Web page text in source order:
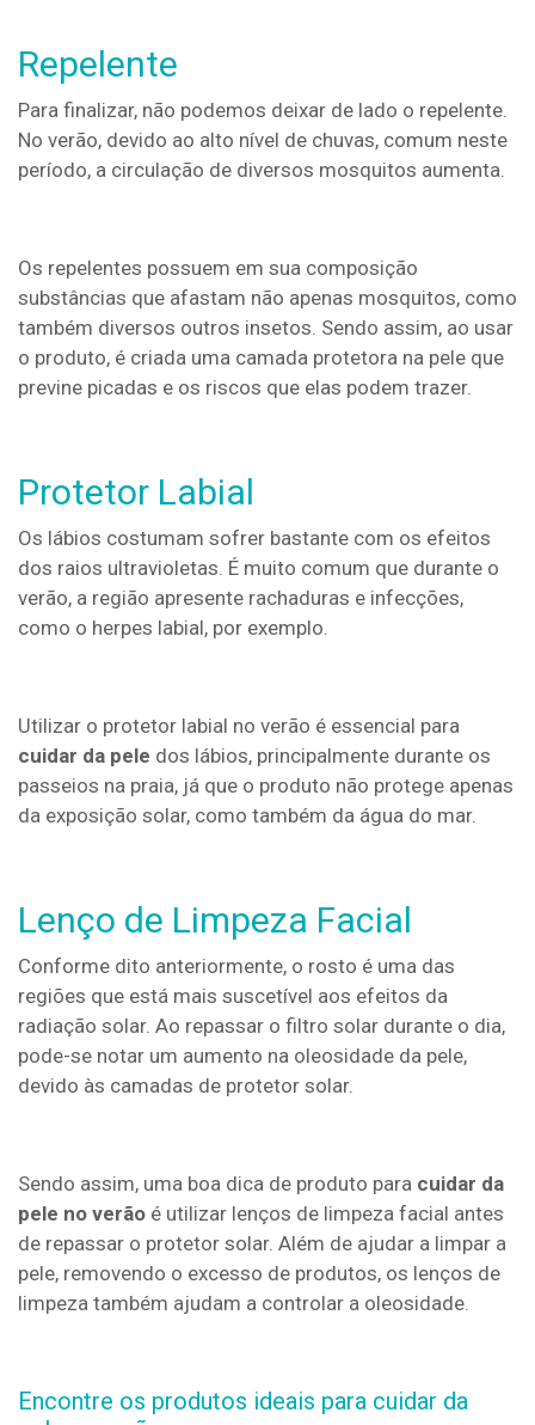
Repelente
Para finalizar, não podemos deixar de lado o repelente.
No verão, devido ao alto nível de chuvas, comum neste
período, a circulação de diversos mosquitos aumenta.
Os repelentes possuem em sua composição
substâncias que afastam não apenas mosquitos, como
também diversos outros insetos. Sendo assim, ao usar
o produto, é criada uma camada protetora na pele que
previne picadas e os riscos que elas podem trazer.
Protetor Labial
Os lábios costumam sofrer bastante com os efeitos
dos raios ultravioletas. É muito comum que durante o
verão, a região apresente rachaduras e infecções,
como o herpes labial, por exemplo.
Utilizar o protetor labial no verão é essencial para
cuidar da pele dos lábios, principalmente durante os
passeios na praia, já que o produto não protege apenas
da exposição solar, como também da água do mar.
Lenço de Limpeza Facial
Conforme dito anteriormente, o rosto é uma das
regiões que está mais suscetível aos efeitos da
radiação solar. Ao repassar o filtro solar durante o dia,
pode-se notar um aumento na oleosidade da pele,
devido às camadas de protetor solar.
Sendo assim, uma boa dica de produto para cuidar da
pele no verão é utilizar lenços de limpeza facial antes
de repassar o protetor solar. Além de ajudar a limpar a
pele, removendo o excesso de produtos, os lenços de
limpeza também ajudam a controlar a oleosidade.
Encontre os produtos ideais para cuidar da